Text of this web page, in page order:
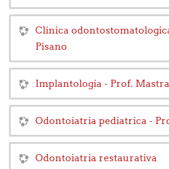
Clinica
Pisano
Implantologia - Prof.
Odontoiatria pediatrica -
Odontoiatria restaurativa